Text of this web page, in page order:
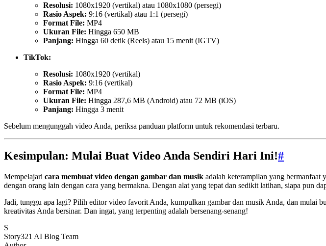
Resolusi: 1080x1920 (vertikal) atau 1080x1080 (persegi)
Rasio Aspek: 9:16 (vertikal) atau 1:1 (persegi)
Format File: MP4
Ukuran File: Hingga 650 MB
Panjang: Hingga 60 detik (Reels) atau 15 menit (IGTV)
TikTok:
Resolusi: 1080x1920 (vertikal)
Rasio Aspek: 9:16 (vertikal)
Format File: MP4
Ukuran File: Hingga 287,6 MB (Android) atau 72 MB (iOS)
Panjang: Hingga 3 menit
Sebelum mengunggah video Anda, periksa panduan platform untuk rekomendasi terbaru.
Kesimpulan: Mulai Buat Video Anda Sendiri Hari Ini!#
Mempelajari cara membuat video dengan gambar dan musik adalah keterampilan yang bermanfaat
dengan orang lain dengan cara yang bermakna. Dengan alat yang tepat dan sedikit latihan, siapa pun
Jadi, tunggu apa lagi? Pilih editor video favorit Anda, kumpulkan gambar dan musik Anda, dan mulai
kreativitas Anda bersinar. Dan ingat, yang terpenting adalah bersenang-senang!
S
Story321 AI Blog Team